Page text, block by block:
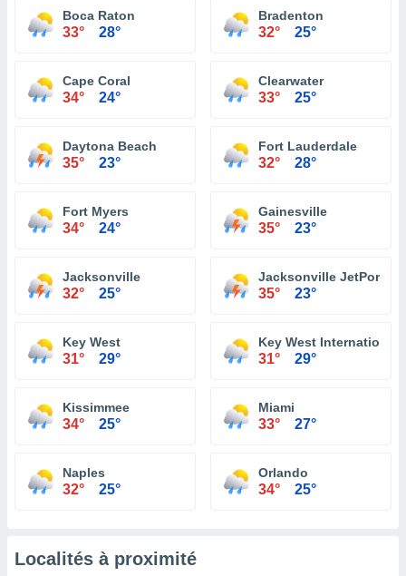
Boca Raton
33° 28°
Bradenton
32° 25°
Cape Coral
34° 24°
Clearwater
33° 25°
Daytona Beach
35° 23°
Fort Lauderdale
32° 28°
Fort Myers
34° 24°
Gainesville
35° 23°
Jacksonville
32° 25°
Jacksonville JetPort at
35° 23°
Key West
31° 29°
Key West International
31° 29°
Kissimmee
34° 25°
Miami
33° 27°
Naples
32° 25°
Orlando
34° 25°
Localités à proximité